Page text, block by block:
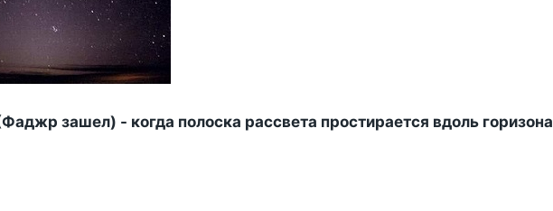
зашел) - когда полоска рассвета простирается вдоль горизона